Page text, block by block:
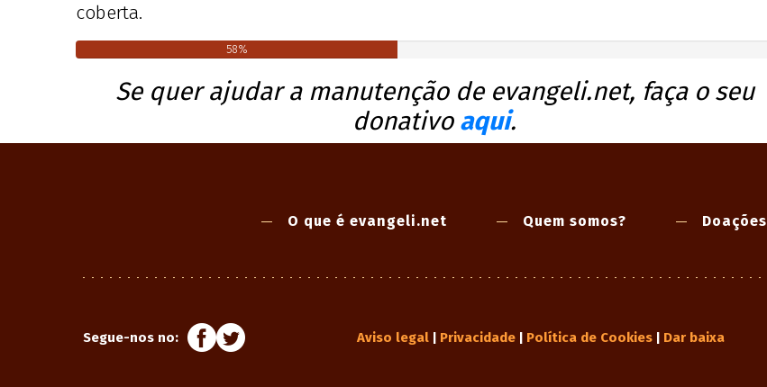
coberta.
Se quer ajudar a manutenção de evangeli.net, faça o seu
donativo aqui.
O que é evangeli.net Quem somos? Doações
Segue-nos no: Aviso legal Privacidade Política de Cookies Dar baixa